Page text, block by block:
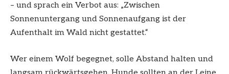
– und sprach ein Verbot aus: „Zwischen
Sonnenuntergang und Sonnenaufgang ist der
Aufenthalt im Wald nicht gestattet.“
Wer einem Wolf begegnet, solle Abstand halten und